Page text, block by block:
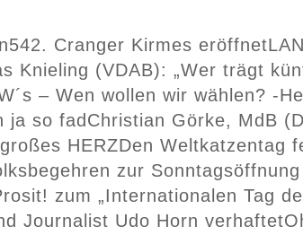
542. Cranger Kirmes eröffnet
Knieling (VDAB): „Wer trägt
– Wen wollen wir wählen? -
ja so fad Christian Görke, MdB
HERZDen Weltkatzentag
zur
zum „Internationalen Tag
Journalist Udo Horn verhaftet